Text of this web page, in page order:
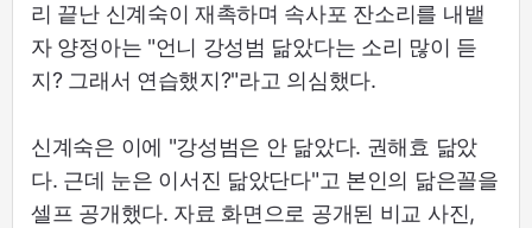
리 끝난 신계숙이 재촉하며 속사포 잔소리를 내뱉
자 양정아는 "언니 강성범 닮았다는 소리 많이 듣
지? 그래서 연습했지?"라고 의심했다.
신계숙은 이에 "강성범은 안 닮았다. 권해효 닮았
다. 근데 눈은 이서진 닮았단다"고 본인의 닮은꼴을
셀프 공개했다. 자료 화면으로 공개된 비교 사진,